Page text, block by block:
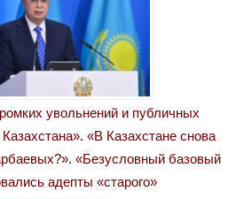
увольнений и публичных
«В Казахстане снова
«Безусловный базовый
адепты «старого»